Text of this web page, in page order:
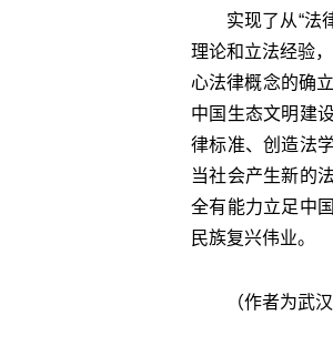
实现了从“法
理论和立法经验
心法律概念的确
中国生态文明建
律标准、创造法
当社会产生新的
全有能力立足中
民族复兴伟业。
（作者为武